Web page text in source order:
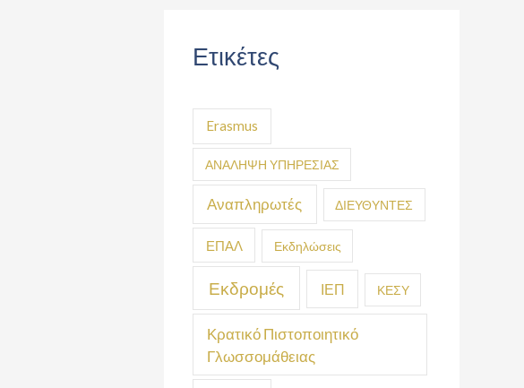
Ετικέτες
Erasmus
ΑΝΑΛΗΨΗ ΥΠΗΡΕΣΙΑΣ
Αναπληρωτές ΔΙΕΥΘΥΝΤΕΣ
ΕΠΑΛ Εκδηλώσεις
Εκδρομές ΙΕΠ ΚΕΣΥ
Κρατικό Πιστοποιητικό
Γλωσσομάθειας